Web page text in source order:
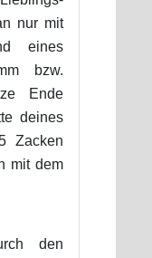
nur mit
eines
bzw.
Ende
deines
Zacken
mit dem
den